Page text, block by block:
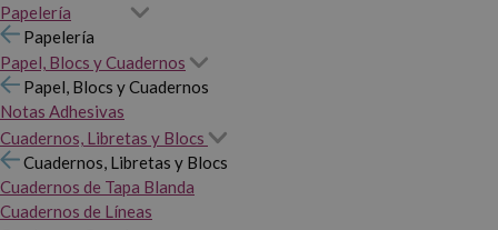
Papelería
Papelería
Papel, Blocs y Cuadernos
Papel, Blocs y Cuadernos
Notas Adhesivas
Cuadernos, Libretas y Blocs
Cuadernos, Libretas y Blocs
Cuadernos de Tapa Blanda
Cuadernos de Líneas